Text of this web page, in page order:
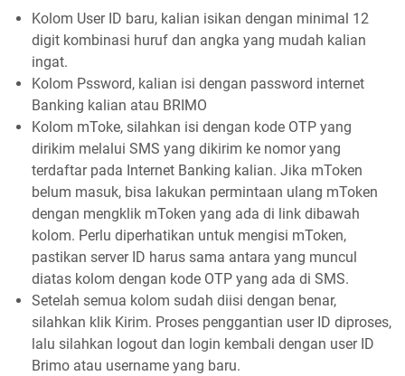
Kolom User ID baru, kalian isikan dengan minimal 12
digit kombinasi huruf dan angka yang mudah kalian
ingat.
Kolom Pssword, kalian isi dengan password internet
Banking kalian atau BRIMO
Kolom mToke, silahkan isi dengan kode OTP yang
dirikim melalui SMS yang dikirim ke nomor yang
terdaftar pada Internet Banking kalian. Jika mToken
belum masuk, bisa lakukan permintaan ulang mToken
dengan mengklik mToken yang ada di link dibawah
kolom. Perlu diperhatikan untuk mengisi mToken,
pastikan server ID harus sama antara yang muncul
diatas kolom dengan kode OTP yang ada di SMS.
Setelah semua kolom sudah diisi dengan benar,
silahkan klik Kirim. Proses penggantian user ID diproses,
lalu silahkan logout dan login kembali dengan user ID
Brimo atau username yang baru.